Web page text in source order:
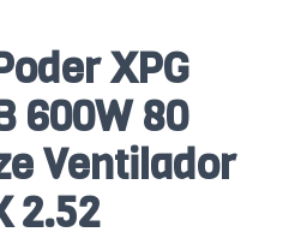
XPG
600W 80
Ventilador
2.52